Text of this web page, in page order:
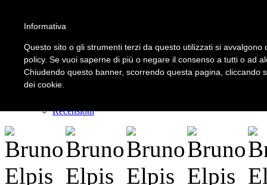
LOGIN | REGISTER
Home
Il carnevale dei delitti
Recensioni
Informativa
Questo sito o gli strumenti terzi da questo utilizzati si
policy. Se vuoi saperne di più o negare il consenso a tutti o ad
Chiudendo questo banner, scorrendo questa pagina, cliccando
dei cookie.